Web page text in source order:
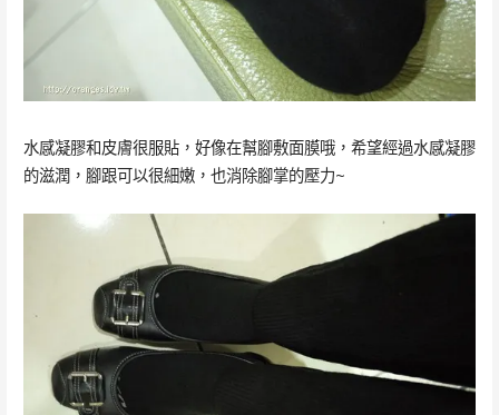
水感凝膠和皮膚很服貼，好像在幫腳敷面膜哦，希望經過水感凝膠
的滋潤，腳跟可以很細嫩，也消除腳掌的壓力~